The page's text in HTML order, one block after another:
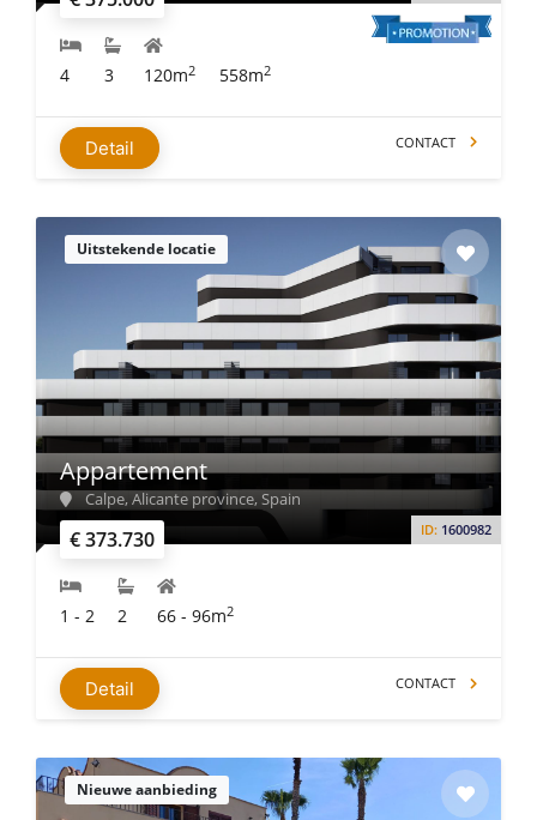
4 3 120m2 558m2
Detail CONTACT
Uitstekende locatie
€ 373.730 ID: 1600982
Appartement
Calpe, Alicante province, Spain
1 - 2 2 66 - 96m2
Detail CONTACT
Nieuwe aanbieding